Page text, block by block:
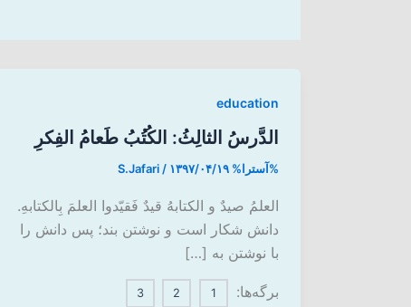
education
الدَّرسُ الثالِثُ: الکُتُبُ طَعامُ الفِکرِ
%آسترا% S.Jafari / ۱۳۹۷/۰۴/۱۹
العلمُ صیدٌ و الکتابهُ قیدٌ فَقیّدوا العلمَ بِالکتابهِ.
دانش شکار است و نوشتن بند؛ پس دانش را
با نوشتن به […]
برگه‌ها: 1
2
3